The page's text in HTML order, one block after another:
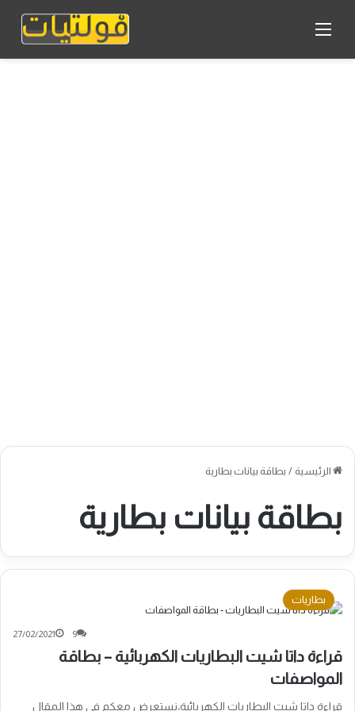
الرئيسية / بطاقة بيانات بطارية
بطاقة بيانات بطارية
بطاريات
27/02/2021 9
قراءة داتا شيت البطاريات الكهربائية – بطاقة
المواصفات
قراءة داتا شيت البطاريات الكهربائية،نستعرض معكم في هذا المقال